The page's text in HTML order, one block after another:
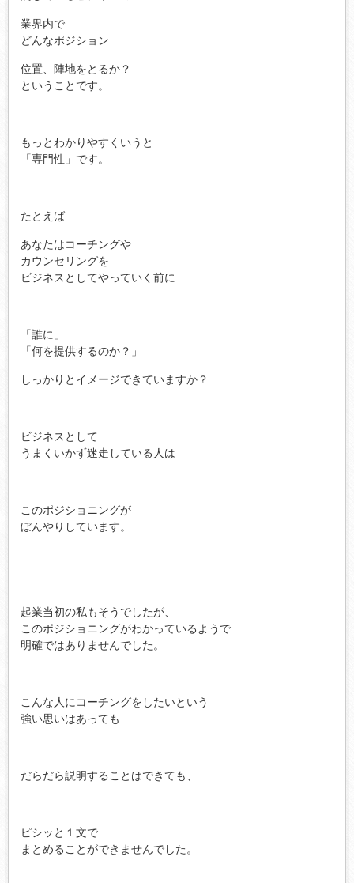
業界内で
どんなポジション
位置、陣地をとるか？
ということです。
もっとわかりやすくいうと
「専門性」です。
たとえば
あなたはコーチングや
カウンセリングを
ビジネスとしてやっていく前に
「誰に」
「何を提供するのか？」
しっかりとイメージできていますか？
ビジネスとして
うまくいかず迷走している人は
このポジショニングが
ぼんやりしています。
起業当初の私もそうでしたが、
このポジショニングがわかっているようで
明確ではありませんでした。
こんな人にコーチングをしたいという
強い思いはあっても
だらだら説明することはできても、
ピシッと１文で
まとめることができませんでした。